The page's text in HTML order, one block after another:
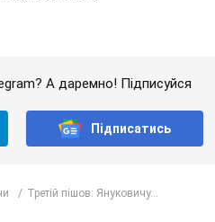
А даремно! Підписуйся
Підписатись
Третій пішов: Януковичу...